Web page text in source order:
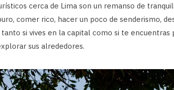
cerca de Lima son un remanso de
comer rico, hacer un poco de senderismo,
tanto si vives en la capital como si te encuentras
sus alrededores.